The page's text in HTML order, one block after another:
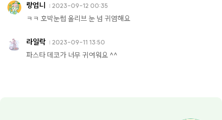
랑엄니 2023-09-12 00:35
ㅋㅋ 호박눈썹 올리브 눈 넘 귀염해요
라일락 2023-09-11 13:50
파스타 데코가 너무 귀여워요 ^^